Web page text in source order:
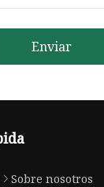
Enviar
Sobre nosotros